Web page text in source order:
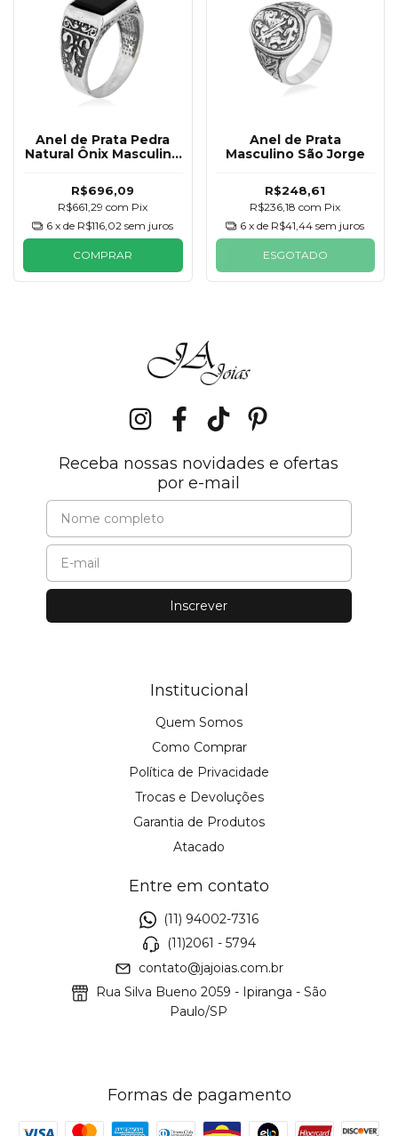
Anel de Prata Pedra
Natural Ônix Masculino
R$696,09
R$661,29com Pix
6 x de R$116,02 sem juros
COMPRAR
Anel de Prata
Masculino São Jorge
R$248,61
R$236,18com Pix
6 x de R$41,44 sem juros
ESGOTADO
Receba nossas novidades e ofertas
por e-mail
Institucional
Quem Somos
Como Comprar
Política de Privacidade
Trocas e Devoluções
Garantia de Produtos
Atacado
Entre em contato
(11) 94002-7316
(11)2061 - 5794
contato@jajoias.com.br
Rua Silva Bueno 2059 - Ipiranga - São
Paulo/SP
Formas de pagamento